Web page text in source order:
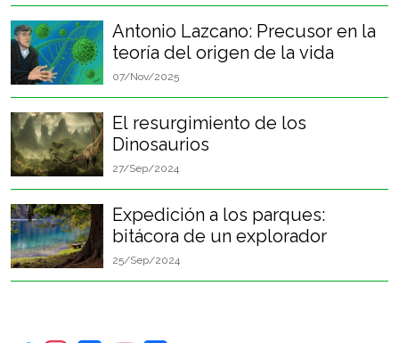
Antonio Lazcano: Precusor en la
teoría del origen de la vida
07/Nov/2025
El resurgimiento de los
Dinosaurios
27/Sep/2024
Expedición a los parques:
bitácora de un explorador
25/Sep/2024